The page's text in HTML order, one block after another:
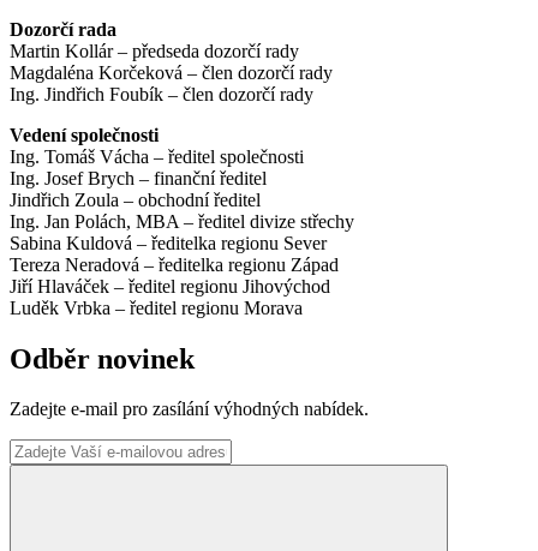
Dozorčí rada
Martin Kollár – předseda dozorčí rady
Magdaléna Korčeková – člen dozorčí rady
Ing. Jindřich Foubík – člen dozorčí rady
Vedení společnosti
Ing. Tomáš Vácha – ředitel společnosti
Ing. Josef Brych – finanční ředitel
Jindřich Zoula – obchodní ředitel
Ing. Jan Polách, MBA – ředitel divize střechy
Sabina Kuldová – ředitelka regionu Sever
Tereza Neradová – ředitelka regionu Západ
Jiří Hlaváček – ředitel regionu Jihovýchod
Luděk Vrbka – ředitel regionu Morava
Odběr novinek
Zadejte e-mail pro zasílání výhodných nabídek.